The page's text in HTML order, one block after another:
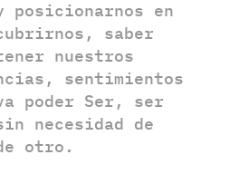
posicionarnos en
saber
nuestros
sentimientos
poder Ser, ser
necesidad de
otro.